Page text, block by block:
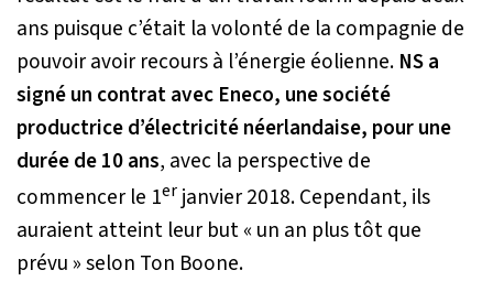
ans puisque c’était la volonté de la compagnie de
pouvoir avoir recours à l’énergie éolienne. NS a
signé un contrat avec Eneco, une société
productrice d’électricité néerlandaise, pour une
durée de 10 ans, avec la perspective de
commencer le 1er janvier 2018. Cependant, ils
auraient atteint leur but « un an plus tôt que
prévu » selon Ton Boone.